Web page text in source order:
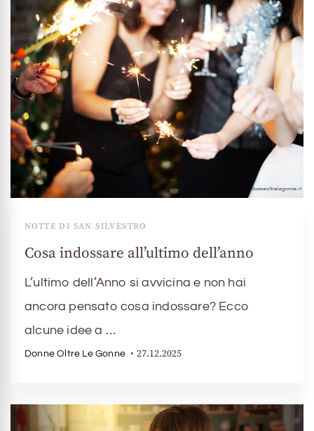
NOTTE DI SAN SILVESTRO
Cosa indossare all’ultimo dell’anno
L’ultimo dell’Anno si avvicina e non hai
ancora pensato cosa indossare? Ecco
alcune idee a …
Donne Oltre Le Gonne 27.12.2025